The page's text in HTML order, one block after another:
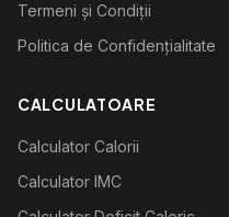
Termeni și Condiții
Politica de Confidențialitate
CALCULATOARE
Calculator Calorii
Calculator IMC